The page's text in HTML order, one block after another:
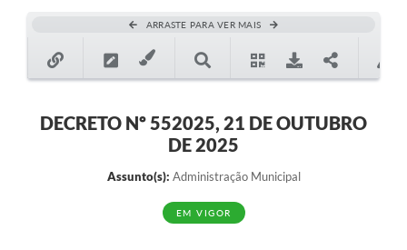
Serviços Online
Multimídia
Empregos & Oportunidades
ARRASTE PARA VER MAIS
DECRETO Nº 552025, 21 DE OUTUBRO
DE 2025
Assunto(s): Administração Municipal
EM VIGOR